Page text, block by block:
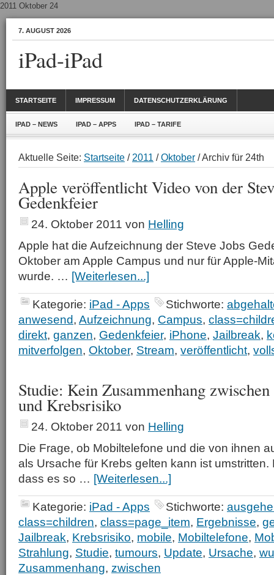
2011 Oktober 24
7. AUGUST 2026
iPad-iPad
STARTSEITE IMPRESSUM DATENSCHUTZERKLÄRUNG
IPAD – NEWS IPAD – APPS IPAD – TARIFE
Aktuelle Seite: Startseite / 2011 /Oktober / Archiv für 24th
Apple veröffentlicht Video von der
Gedenkfeier
24. Oktober 2011 von Helling
Apple hat die Aufzeichnung der Steve Jobs
Oktober am Apple Campus und nur für Apple-
wurde. … [Weiterlesen...]
Kategorie: iPad - Apps Stichworte:
anwesend, Aufzeichnung, Campus,
direkt, ganzen, Gedenkfeier, iPhone, Jailbreak,
mitverfolgen, Oktober, Stream, veröffentlicht,
Studie: Kein Zusammenhang
und Krebsrisiko
24. Oktober 2011 von Helling
Die Frage, ob Mobiltelefone und die von ihnen
als Ursache für Krebs gelten kann ist umstritten.
dass es so … [Weiterlesen...]
Kategorie: iPad - Apps Stichworte:
class=children, class=page_item, Ergebnisse,
Jailbreak, Krebsrisiko, mobile, Mobiltelefone,
Strahlung, Studie, tumours, Update, Ursache,
Zusammenhang, zwischen